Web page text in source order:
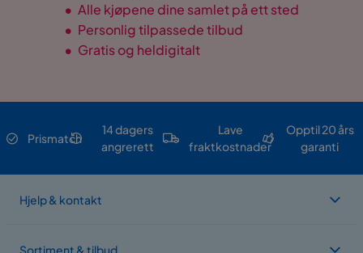
• Alle kjøpene dine samlet på ett sted
• Personlig tilpassede tilbud
• Gratis og heldigitalt
Prismatch
14 dagers
angrerett
Lave
fraktkostnader
Opptil 20 års
garanti
Hjelp & kontakt
Sortiment & tilbud